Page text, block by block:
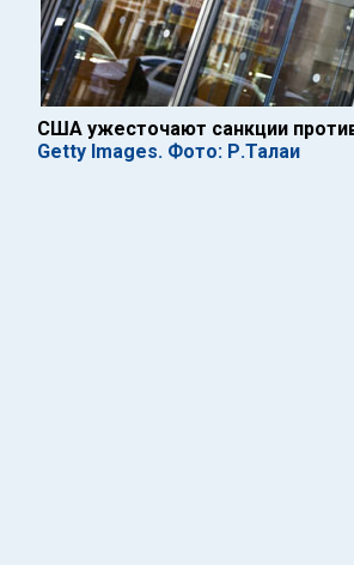
США ужесточают санкции
Getty Images. Фото: Р.Талаи